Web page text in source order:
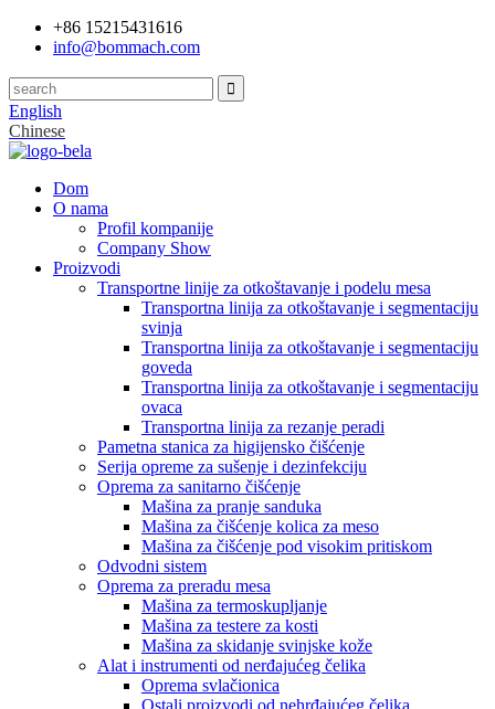
+86 15215431616
info@bommach.com
English
Chinese
Dom
O nama
Profil kompanije
Company Show
Proizvodi
Transportne linije za otkoštavanje i podelu mesa
Transportna linija za otkoštavanje i segmentaciju
svinja
Transportna linija za otkoštavanje i segmentaciju
goveda
Transportna linija za otkoštavanje i segmentaciju
ovaca
Transportna linija za rezanje peradi
Pametna stanica za higijensko čišćenje
Serija opreme za sušenje i dezinfekciju
Oprema za sanitarno čišćenje
Mašina za pranje sanduka
Mašina za čišćenje kolica za meso
Mašina za čišćenje pod visokim pritiskom
Odvodni sistem
Oprema za preradu mesa
Mašina za termoskupljanje
Mašina za testere za kosti
Mašina za skidanje svinjske kože
Alat i instrumenti od nerđajućeg čelika
Oprema svlačionica
Ostali proizvodi od nehrđajućeg čelika